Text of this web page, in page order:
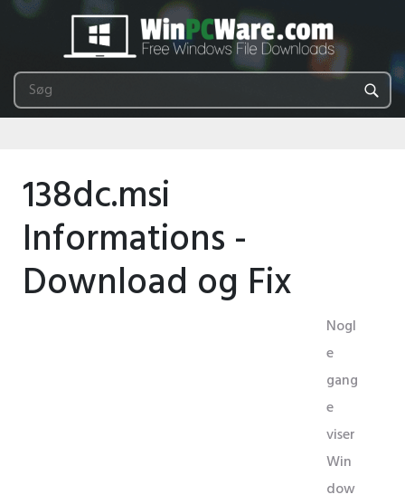
138dc.msi
Informations -
Download og Fix
Nogl
e
gang
e
viser
Win
dow